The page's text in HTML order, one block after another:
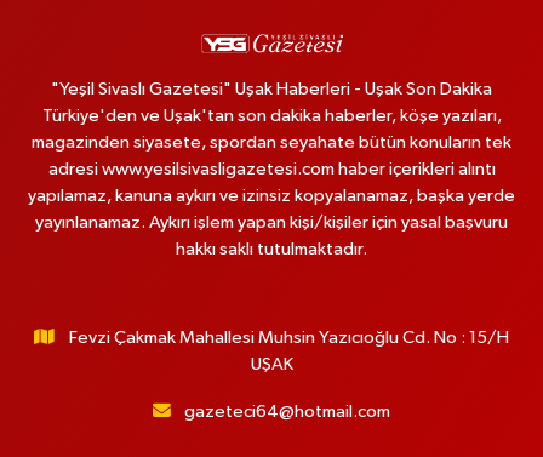
"Yeşil Sivaslı Gazetesi" Uşak Haberleri - Uşak Son Dakika
Türkiye'den ve Uşak'tan son dakika haberler, köşe yazıları,
magazinden siyasete, spordan seyahate bütün konuların tek
adresi www.yesilsivasligazetesi.com haber içerikleri alıntı
yapılamaz, kanuna aykırı ve izinsiz kopyalanamaz, başka yerde
yayınlanamaz. Aykırı işlem yapan kişi/kişiler için yasal başvuru
hakkı saklı tutulmaktadır.
Fevzi Çakmak Mahallesi Muhsin Yazıcıoğlu Cd. No : 15/H
UŞAK
gazeteci64@hotmail.com